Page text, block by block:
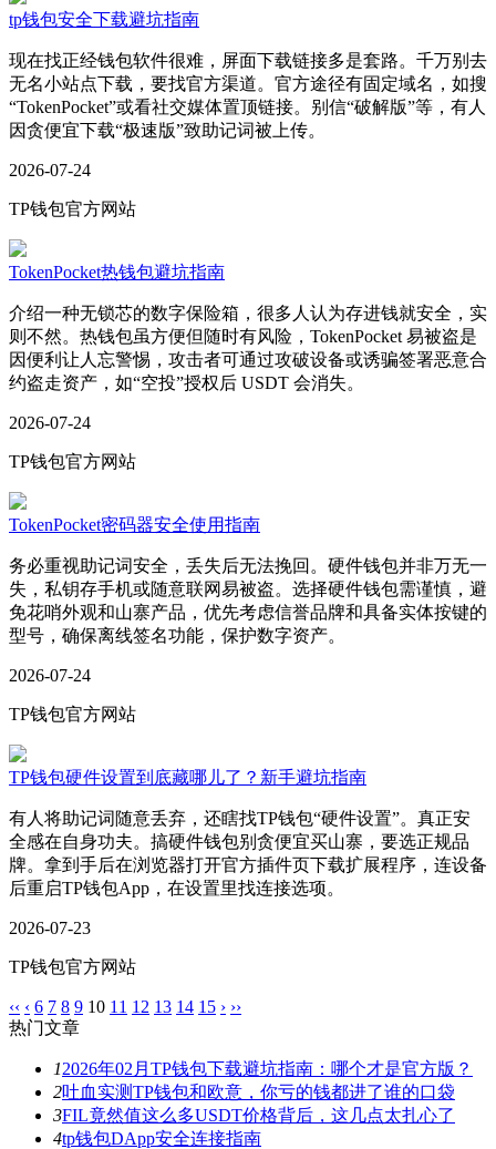
tp钱包安全下载避坑指南
现在找正经钱包软件很难，屏面下载链接多是套路。千万别去
无名小站点下载，要找官方渠道。官方途径有固定域名，如搜
“TokenPocket”或看社交媒体置顶链接。别信“破解版”等，有人
因贪便宜下载“极速版”致助记词被上传。
2026-07-24
TP钱包官方网站
TokenPocket热钱包避坑指南
介绍一种无锁芯的数字保险箱，很多人认为存进钱就安全，实
则不然。热钱包虽方便但随时有风险，TokenPocket 易被盗是
因便利让人忘警惕，攻击者可通过攻破设备或诱骗签署恶意合
约盗走资产，如“空投”授权后 USDT 会消失。
2026-07-24
TP钱包官方网站
TokenPocket密码器安全使用指南
务必重视助记词安全，丢失后无法挽回。硬件钱包并非万无一
失，私钥存手机或随意联网易被盗。选择硬件钱包需谨慎，避
免花哨外观和山寨产品，优先考虑信誉品牌和具备实体按键的
型号，确保离线签名功能，保护数字资产。
2026-07-24
TP钱包官方网站
TP钱包硬件设置到底藏哪儿了？新手避坑指南
有人将助记词随意丢弃，还瞎找TP钱包“硬件设置”。真正安
全感在自身功夫。搞硬件钱包别贪便宜买山寨，要选正规品
牌。拿到手后在浏览器打开官方插件页下载扩展程序，连设备
后重启TP钱包App，在设置里找连接选项。
2026-07-23
TP钱包官方网站
‹‹ ‹ 6 7 8 9 10 11 12 13 14 15 › ››
热门文章
12026年02月TP钱包下载避坑指南：哪个才是官方版？
2吐血实测TP钱包和欧意，你亏的钱都进了谁的口袋
3FIL竟然值这么多USDT价格背后，这几点太扎心了
4tp钱包DApp安全连接指南